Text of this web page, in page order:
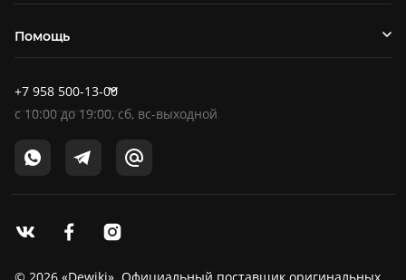
Помощь
+7 958 500-13-00
c10:00до19:00, сб, вс-выходной